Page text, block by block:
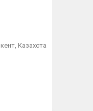
Казахста